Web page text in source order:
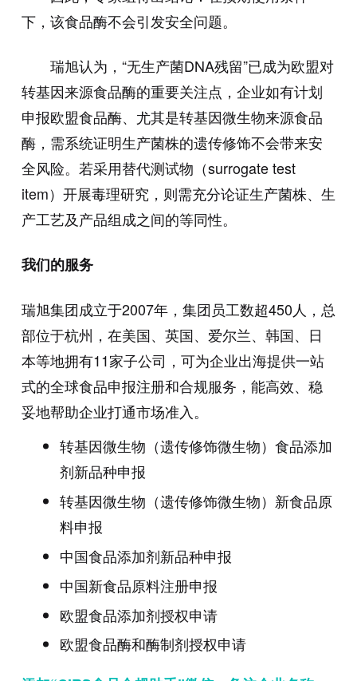
下，该食品酶不会引发安全问题。
瑞旭认为，“无生产菌DNA残留”已成为欧盟对
转基因来源食品酶的重要关注点，企业如有计划
申报欧盟食品酶、尤其是转基因微生物来源食品
酶，需系统证明生产菌株的遗传修饰不会带来安
全风险。若采用替代测试物（surrogate test
item）开展毒理研究，则需充分论证生产菌株、生
产工艺及产品组成之间的等同性。
我们的服务
瑞旭集团成立于2007年，集团员工数超450人，总
部位于杭州，在美国、英国、爱尔兰、韩国、日
本等地拥有11家子公司，可为企业出海提供一站
式的全球食品申报注册和合规服务，能高效、稳
妥地帮助企业打通市场准入。
转基因微生物（遗传修饰微生物）食品添加
剂新品种申报
转基因微生物（遗传修饰微生物）新食品原
料申报
中国食品添加剂新品种申报
中国新食品原料注册申报
欧盟食品添加剂授权申请
欧盟食品酶和酶制剂授权申请